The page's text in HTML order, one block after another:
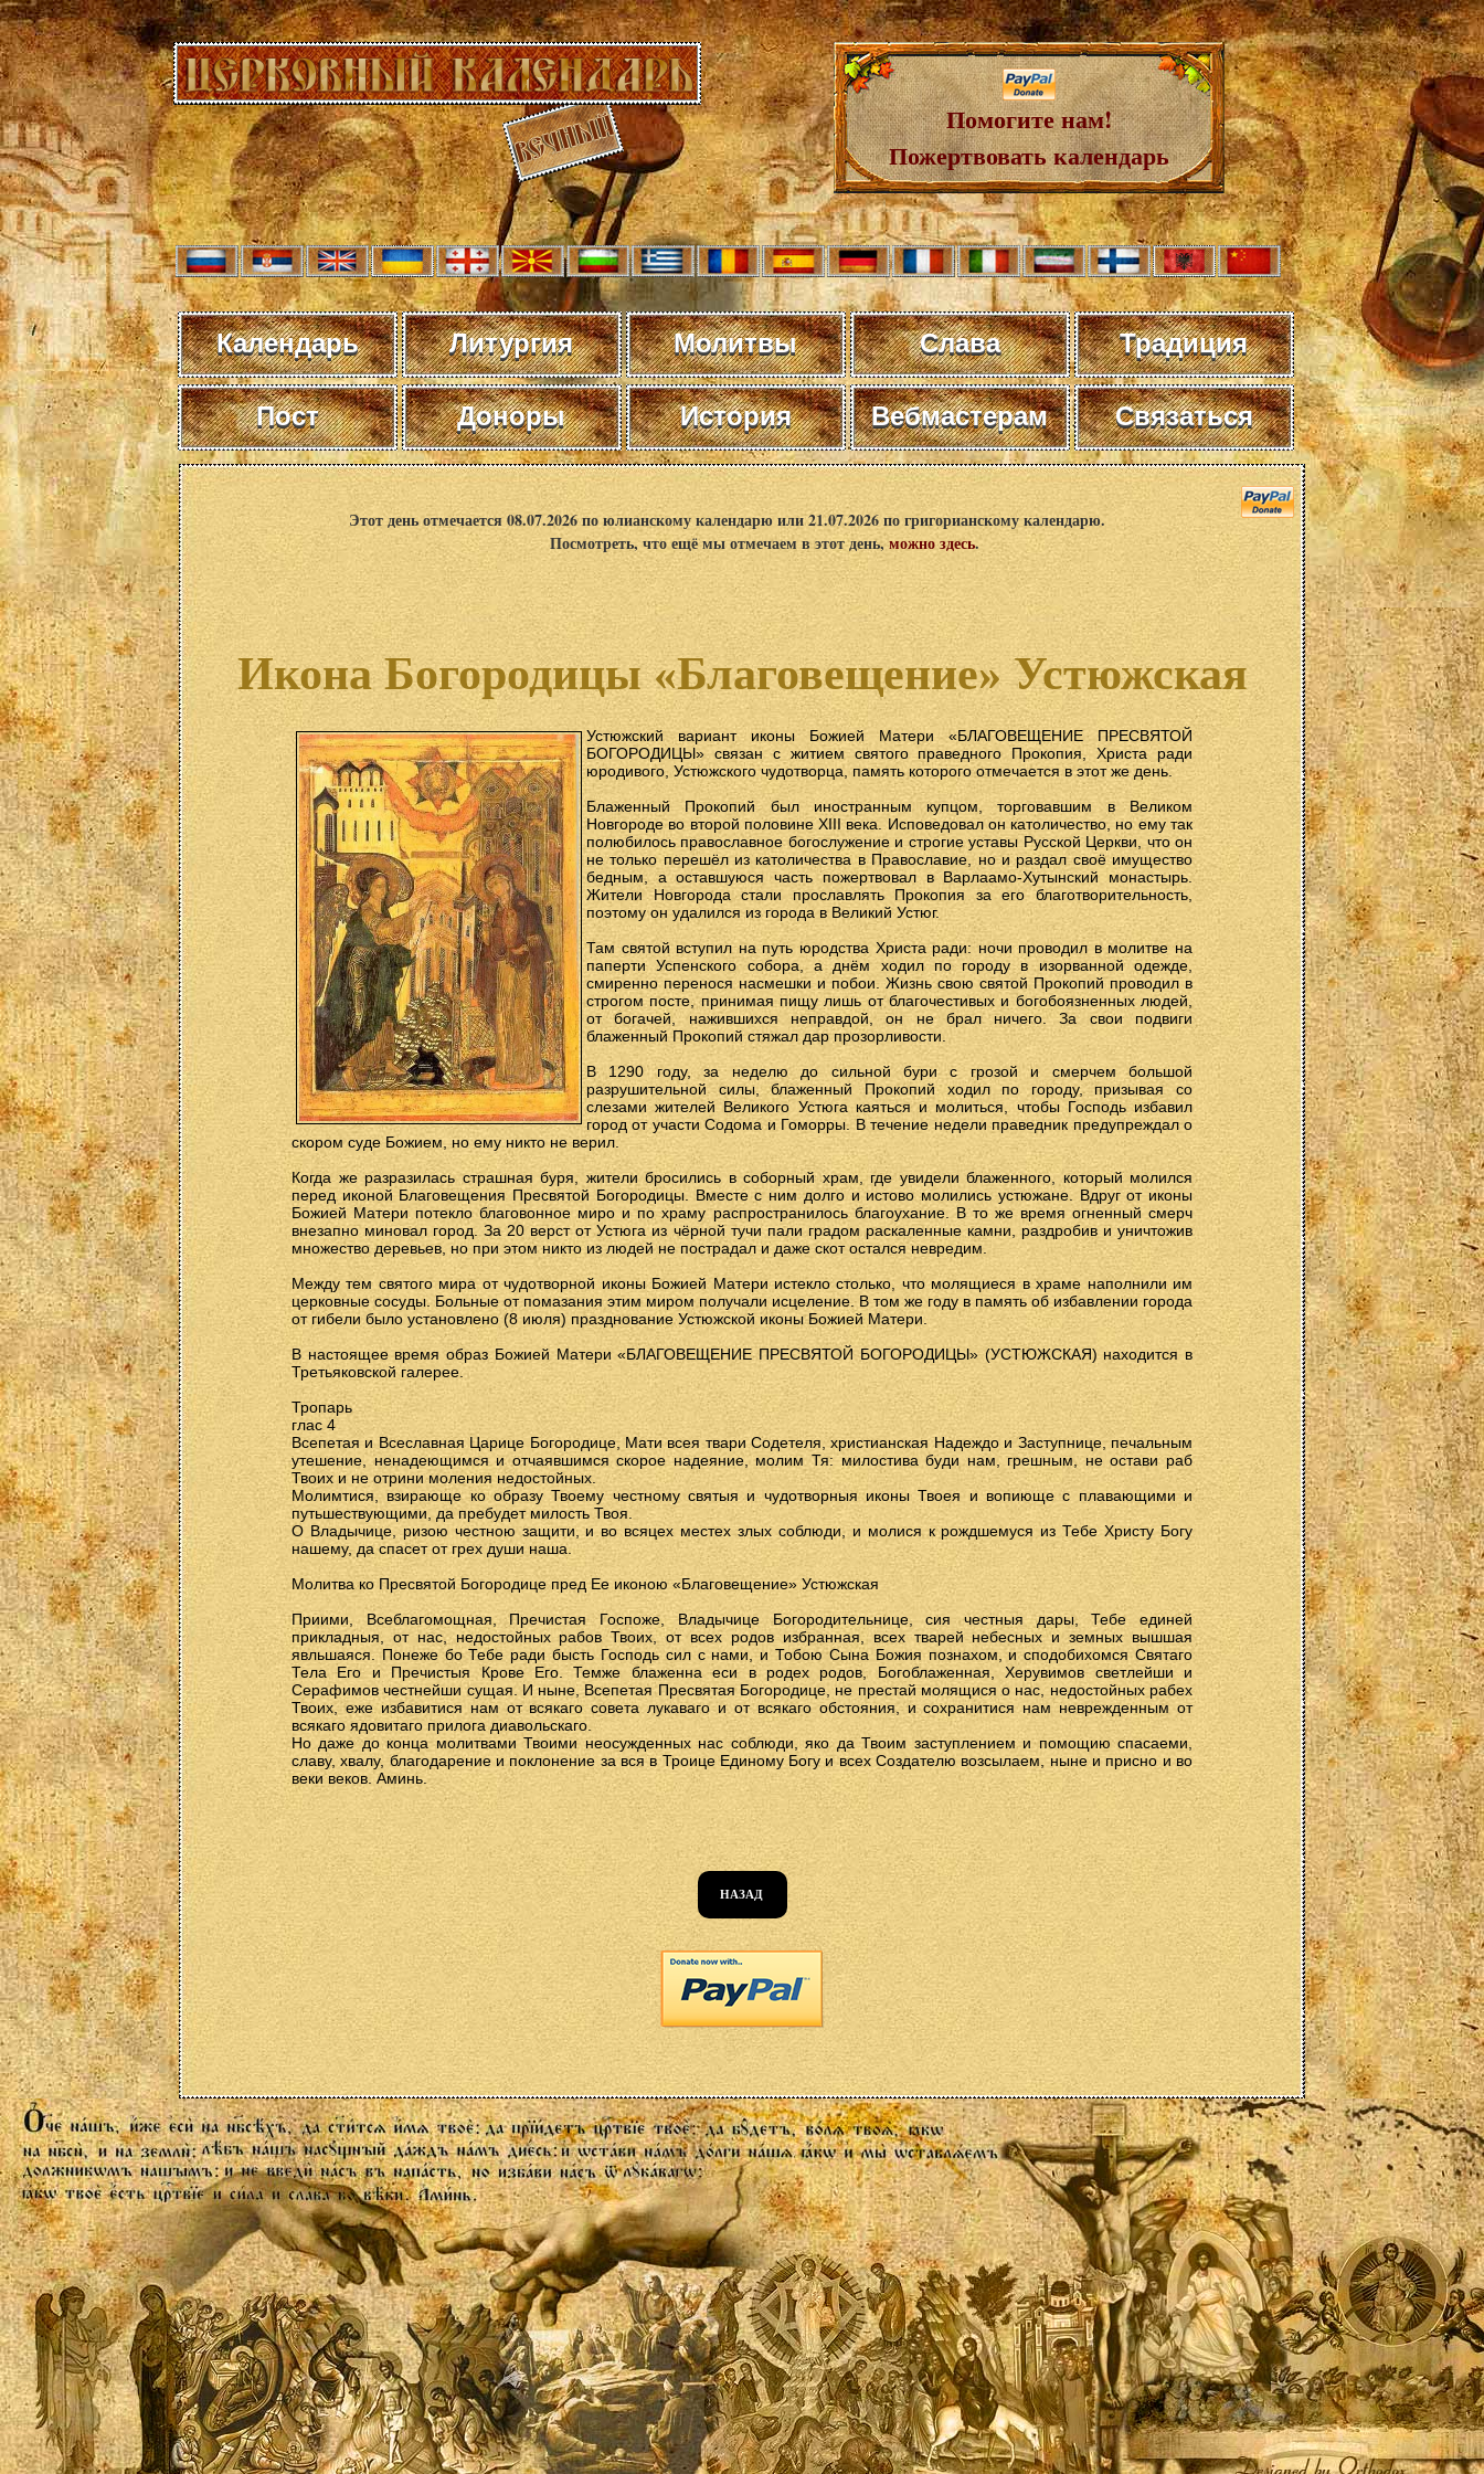
Помогите нам!
Пожертвовать календарь
Календарь Литургия Молитвы Слава Традиция
Пост Доноры История Вебмастерам Связаться
Этот день отмечается 08.07.2026 по юлианскому календарю или 21.07.2026 по григорианскому календарю.
Посмотреть, что ещё мы отмечаем в этот день,можно здесь.
Икона Богородицы «Благовещение» Устюжская
Устюжский вариант иконы Божией Матери «БЛАГОВЕЩЕНИЕ ПРЕСВЯТОЙ
БОГОРОДИЦЫ» связан с житием святого праведного Прокопия, Христа ради
юродивого, Устюжского чудотворца, память которого отмечается в этот же день.
Блаженный Прокопий был иностранным купцом, торговавшим в Великом
Новгороде во второй половине XIII века. Исповедовал он католичество, но ему так
полюбилось православное богослужение и строгие уставы Русской Церкви, что он
не только перешёл из католичества в Православие, но и раздал своё имущество
бедным, а оставшуюся часть пожертвовал в Варлаамо-Хутынский монастырь.
Жители Новгорода стали прославлять Прокопия за его благотворительность,
поэтому он удалился из города в Великий Устюг.
Там святой вступил на путь юродства Христа ради: ночи проводил в молитве на
паперти Успенского собора, а днём ходил по городу в изорванной одежде,
смиренно перенося насмешки и побои. Жизнь свою святой Прокопий проводил в
строгом посте, принимая пищу лишь от благочестивых и богобоязненных людей,
от богачей, нажившихся неправдой, он не брал ничего. За свои подвиги
блаженный Прокопий стяжал дар прозорливости.
В 1290 году, за неделю до сильной бури с грозой и смерчем большой
разрушительной силы, блаженный Прокопий ходил по городу, призывая со
слезами жителей Великого Устюга каяться и молиться, чтобы Господь избавил
город от участи Содома и Гоморры. В течение недели праведник предупреждал о
скором суде Божием, но ему никто не верил.
Когда же разразилась страшная буря, жители бросились в соборный храм, где увидели блаженного, который молился
перед иконой Благовещения Пресвятой Богородицы. Вместе с ним долго и истово молились устюжане. Вдруг от иконы
Божией Матери потекло благовонное миро и по храму распространилось благоухание. В то же время огненный смерч
внезапно миновал город. За 20 верст от Устюга из чёрной тучи пали градом раскаленные камни, раздробив и уничтожив
множество деревьев, но при этом никто из людей не пострадал и даже скот остался невредим.
Между тем святого мира от чудотворной иконы Божией Матери истекло столько, что молящиеся в храме наполнили им
церковные сосуды. Больные от помазания этим миром получали исцеление. В том же году в память об избавлении города
от гибели было установлено (8 июля) празднование Устюжской иконы Божией Матери.
В настоящее время образ Божией Матери «БЛАГОВЕЩЕНИЕ ПРЕСВЯТОЙ БОГОРОДИЦЫ» (УСТЮЖСКАЯ) находится в
Третьяковской галерее.
Тропарь
глас 4
Всепетая и Всеславная Царице Богородице, Мати всея твари Содетеля, христианская Надеждо и Заступнице, печальным
утешение, ненадеющимся и отчаявшимся скорое надеяние, молим Тя: милостива буди нам, грешным, не остави раб
Твоих и не отрини моления недостойных.
Молимтися, взирающе ко образу Твоему честному святыя и чудотворныя иконы Твоея и вопиюще с плавающими и
путьшествующими, да пребудет милость Твоя.
О Владычице, ризою честною защити, и во всяцех местех злых соблюди, и молися к рождшемуся из Тебе Христу Богу
нашему, да спасет от грех души наша.
Молитва ко Пресвятой Богородице пред Ее иконою «Благовещение» Устюжская
Приими, Всеблагомощная, Пречистая Госпоже, Владычице Богородительнице, сия честныя дары, Тебе единей
прикладныя, от нас, недостойных рабов Твоих, от всех родов избранная, всех тварей небесных и земных вышшая
явльшаяся. Понеже бо Тебе ради бысть Господь сил с нами, и Тобою Сына Божия познахом, и сподобихомся Святаго
Тела Его и Пречистыя Крове Его. Темже блаженна еси в родех родов, Богоблаженная, Херувимов светлейши и
Серафимов честнейши сущая. И ныне, Всепетая Пресвятая Богородице, не престай молящися о нас, недостойных рабех
Твоих, еже избавитися нам от всякаго совета лукаваго и от всякаго обстояния, и сохранитися нам неврежденным от
всякаго ядовитаго прилога диавольскаго.
Но даже до конца молитвами Твоими неосужденных нас соблюди, яко да Твоим заступлением и помощию спасаеми,
славу, хвалу, благодарение и поклонение за вся в Троице Единому Богу и всех Создателю возсылаем, ныне и присно и во
веки веков. Аминь.
НАЗАД